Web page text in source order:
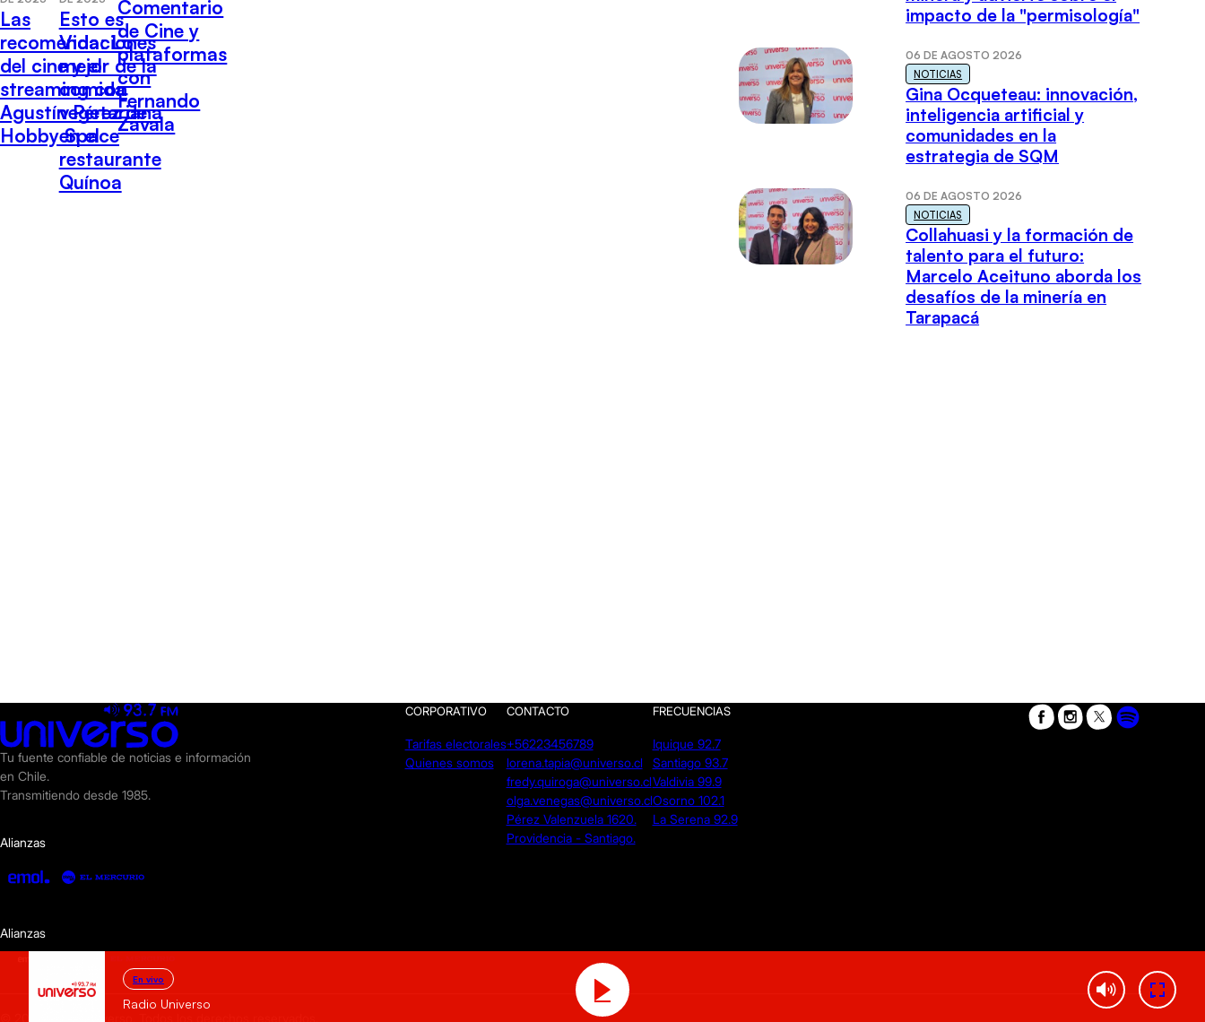
Las
recomendaciones
del cine y el
streaming con
Agustín Pérez de
Hobby Space
Esto es
Vida: Lo
mejor de la
comida
vegetariana
en el
restaurante
Quínoa
Comentario
de Cine y
plataformas
con
Fernando
Zavala
impacto de la "permisología"
06 DE AGOSTO 2026
NOTICIAS
Gina Ocqueteau: innovación,
inteligencia artificial y
comunidades en la
estrategia de SQM
06 DE AGOSTO 2026
NOTICIAS
Collahuasi y la formación de
talento para el futuro:
Marcelo Aceituno aborda los
desafíos de la minería en
Tarapacá
En vivo
Radio Universo
Tu fuente confiable de noticias e información
en Chile.
Transmitiendo desde 1985.
Alianzas
CORPORATIVO
Tarifas electorales
Quienes somos
CONTACTO
+56223456789
lorena.tapia@universo.cl
fredy.quiroga@universo.cl
olga.venegas@universo.cl
Pérez Valenzuela 1620.
Providencia - Santiago.
FRECUENCIAS
Iquique 92.7
Santiago 93.7
Valdivia 99.9
Osorno 102.1
La Serena 92.9
Alianzas